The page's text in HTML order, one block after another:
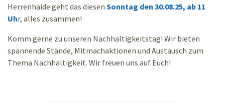
Herrenhaide geht das diesen Sonntag den 30.08.25, ab 11
Uhr, alles zusammen!
Komm gerne zu unseren Nachhaltigkeitstag! Wir bieten
spannende Stände, Mitmachaktionen und Austausch zum
Thema Nachhaltigkeit. Wir freuen uns auf Euch!